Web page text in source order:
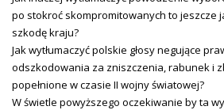
po stokroć skompromitowanych to jeszcze
szkodę kraju?
Jak wytłumaczyć polskie głosy negujące
odszkodowania za zniszczenia, rabunek i
popełnione w czasie II wojny światowej?
W świetle powyższego oczekiwanie by ta